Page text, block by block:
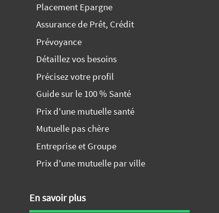
Placement Epargne
Assurance de Prêt, Crédit
Prévoyance
Détaillez vos besoins
Précisez votre profil
Guide sur le 100 % Santé
Prix d'une mutuelle santé
Mutuelle pas chère
Entreprise et Groupe
Prix d'une mutuelle par ville
En savoir plus